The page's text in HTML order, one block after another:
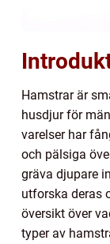
Hamstrar är
husdjur för
varelser har
och pälsiga
gräva djupare
utforska deras
översikt över
typer av